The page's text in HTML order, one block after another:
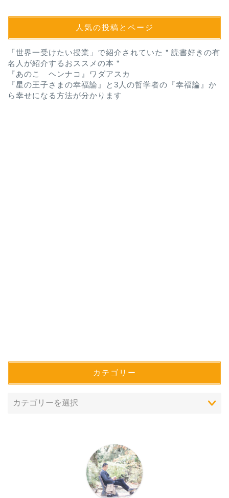
人気の投稿とページ
「世界一受けたい授業」で紹介されていた＂読書好きの有
名人が紹介するおススメの本＂
『あのこ ヘンナコ』ワダアスカ
『星の王子さまの幸福論』と3人の哲学者の『幸福論』か
ら幸せになる方法が分かります
カテゴリー